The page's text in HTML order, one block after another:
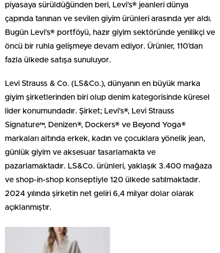
piyasaya sürüldüğünden beri, Levi’s® jeanleri dünya
çapında tanınan ve sevilen giyim ürünleri arasında yer aldı.
Bugün Levi’s® portföyü, hazır giyim sektöründe yenilikçi ve
öncü bir ruhla gelişmeye devam ediyor. Ürünler, 110’dan
fazla ülkede satışa sunuluyor.
Levi Strauss & Co. (LS&Co.), dünyanın en büyük marka
giyim şirketlerinden biri olup denim kategorisinde küresel
lider konumundadır. Şirket; Levi’s®, Levi Strauss
Signature™, Denizen®, Dockers® ve Beyond Yoga®
markaları altında erkek, kadın ve çocuklara yönelik jean,
günlük giyim ve aksesuar tasarlamakta ve
pazarlamaktadır. LS&Co. ürünleri, yaklaşık 3.400 mağaza
ve shop-in-shop konseptiyle 120 ülkede satılmaktadır.
2024 yılında şirketin net geliri 6,4 milyar dolar olarak
açıklanmıştır.